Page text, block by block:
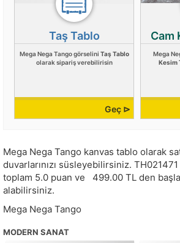
Taş Tablo
Mega Nega Tango görselini Taş Tablo
olarak sipariş verebilirisin
Geç ⊳
Cam
Mega
Kesim
Mega Nega Tango kanvas tablo olarak
duvarlarınızı süsleyebilirsiniz. TH021471
toplam 5.0 puan ve 499.00 TL den
alabilirsiniz.
Mega Nega Tango
MODERN SANAT